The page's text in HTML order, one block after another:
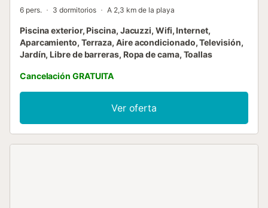
6 pers. 3 dormitorios A 2,3 km de la playa
Piscina exterior, Piscina, Jacuzzi, Wifi, Internet,
Aparcamiento, Terraza, Aire acondicionado, Televisión,
Jardín, Libre de barreras, Ropa de cama, Toallas
Cancelación GRATUITA
Ver oferta